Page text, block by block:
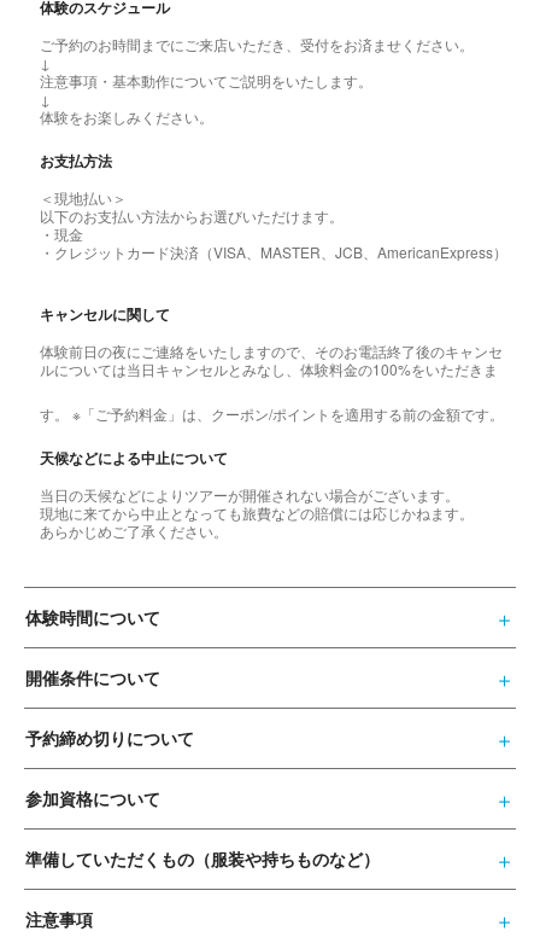
体験のスケジュール
ご予約のお時間までにご来店いただき、受付をお済ませください。
↓
注意事項・基本動作についてご説明をいたします。
↓
体験をお楽しみください。
お支払方法
＜現地払い＞
以下のお支払い方法からお選びいただけます。
・現金
・クレジットカード決済（VISA、MASTER、JCB、AmericanExpress）
キャンセルに関して
体験前日の夜にご連絡をいたしますので、そのお電話終了後のキャンセ
ルについては当日キャンセルとみなし、体験料金の100%をいただきま
す。 ※「ご予約料金」は、クーポン/ポイントを適用する前の金額です。
天候などによる中止について
当日の天候などによりツアーが開催されない場合がございます。
現地に来てから中止となっても旅費などの賠償には応じかねます。
あらかじめご了承ください。
体験時間について
開催条件について
予約締め切りについて
参加資格について
準備していただくもの（服装や持ちものなど）
注意事項